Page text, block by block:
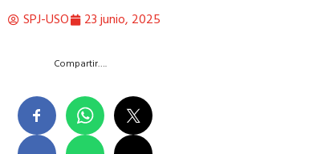
SPJ-USO 23 junio, 2025
Compartir….